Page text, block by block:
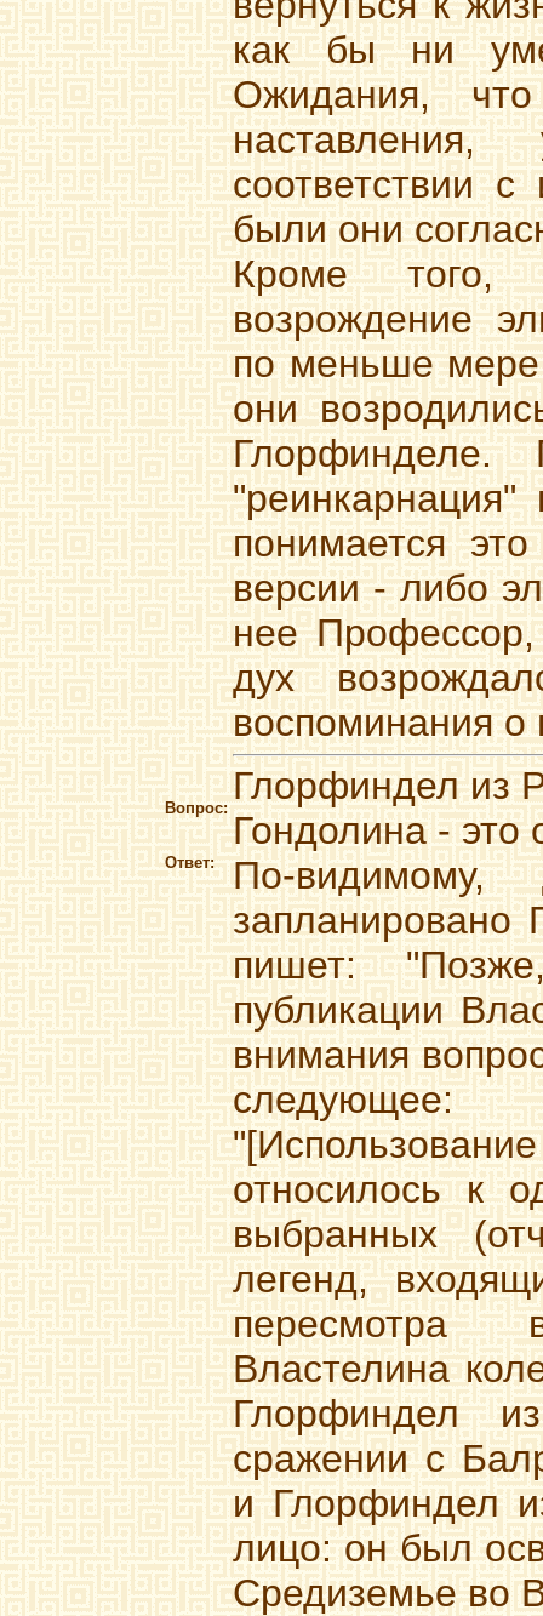
как бы ни
Ожидания,
соответствии
были они
Кроме того,
возрождение
по меньше мере
они
понимается
версии - либо
нее Профессор,
дух
воспоминания
Вопрос:
Глорфиндел из
Гондолина - это
Ответ:
По-
запланировано
пишет:
публикации
внимания
следующее:
относилось к
выбранных
легенд,
пересмотра
Властелина
Глорфиндел
сражении с
и Глорфиндел
лицо: он был
Средиземье во